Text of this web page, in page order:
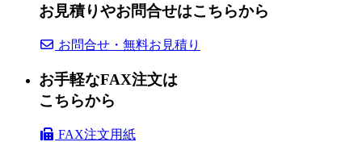
お見積りやお問合せはこちらから
お問合せ・無料お見積り
お手軽なFAX注文は
こちらから
FAX注文用紙